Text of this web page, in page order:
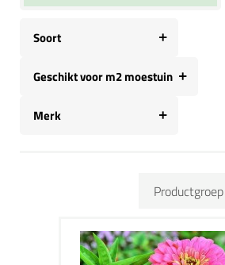
Soort
Geschikt voor m2 moestuin
Merk